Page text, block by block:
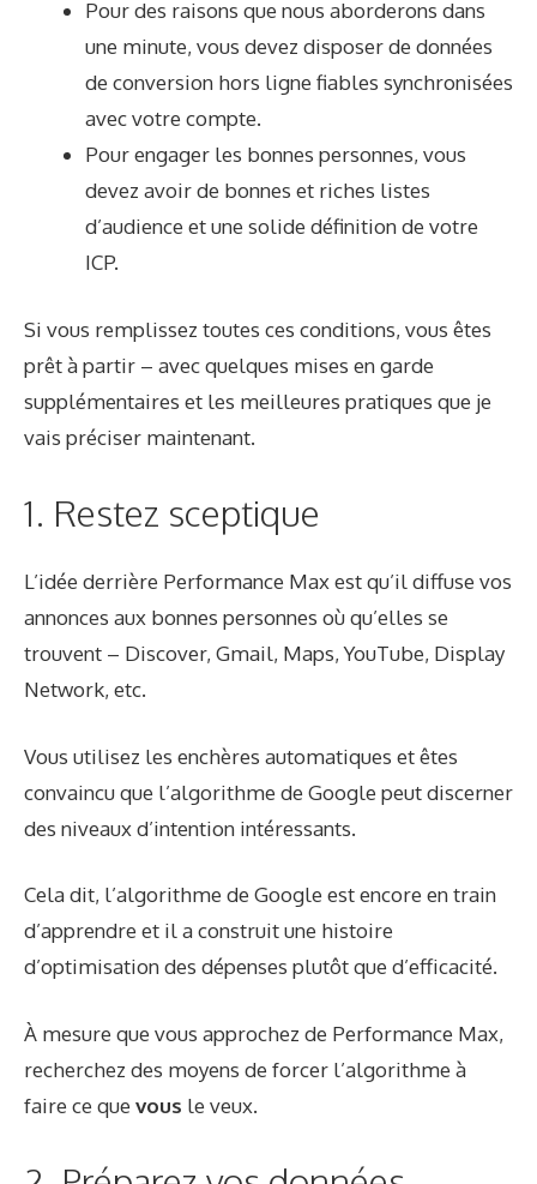
Pour des raisons que nous aborderons dans
une minute, vous devez disposer de données
de conversion hors ligne fiables synchronisées
avec votre compte.
Pour engager les bonnes personnes, vous
devez avoir de bonnes et riches listes
d’audience et une solide définition de votre
ICP.
Si vous remplissez toutes ces conditions, vous êtes
prêt à partir – avec quelques mises en garde
supplémentaires et les meilleures pratiques que je
vais préciser maintenant.
1. Restez sceptique
L’idée derrière Performance Max est qu’il diffuse vos
annonces aux bonnes personnes où qu’elles se
trouvent – Discover, Gmail, Maps, YouTube, Display
Network, etc.
Vous utilisez les enchères automatiques et êtes
convaincu que l’algorithme de Google peut discerner
des niveaux d’intention intéressants.
Cela dit, l’algorithme de Google est encore en train
d’apprendre et il a construit une histoire
d’optimisation des dépenses plutôt que d’efficacité.
À mesure que vous approchez de Performance Max,
recherchez des moyens de forcer l’algorithme à
faire ce que vous le veux.